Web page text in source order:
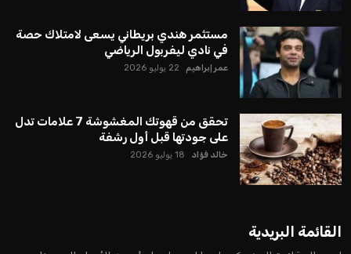
مستثمر هندي بريطاني يسعى لامتلاك حصة
في نادي ليفربول الرياضي
عمر إبراهيم 22 يوليو 2026
تحقق من قهوتك المغشوشة 7 علامات تدل
على جودتها قبل أول رشفة
خالد فؤاد 18 يوليو 2026
القائمة البريدية